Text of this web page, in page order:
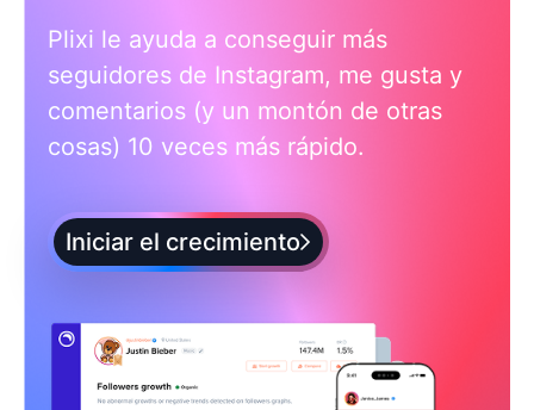
Plixi le ayuda a conseguir más
seguidores de Instagram, me gusta y
comentarios (y un montón de otras
cosas) 10 veces más rápido.
Iniciar el crecimiento